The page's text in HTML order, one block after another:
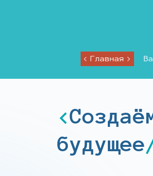
Главная
будущее